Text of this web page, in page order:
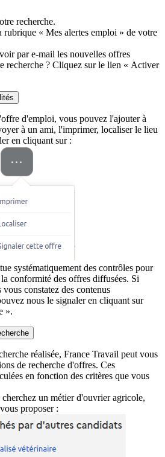
recherche.
rubrique « Mes alertes emploi » de votre
par e-mail les nouvelles offres
recherche ? Cliquez sur le lien « Activer
d'emploi, vous pouvez l'ajouter à
à un ami, l'imprimer, localiser le lieu
en cliquant sur :
systématiquement des contrôles pour
conformité des offres diffusées. Si
constatez des contenus
nous le signaler en cliquant sur
».
réalisée, France Travail peut vous
de recherche d'offres. Ces
en fonction des critères que vous
un métier d'ouvrier agricole,
proposer :